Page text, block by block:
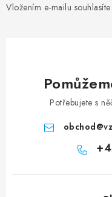
Vložením e-mailu souhlasíte
Potřebujete s
obchod@